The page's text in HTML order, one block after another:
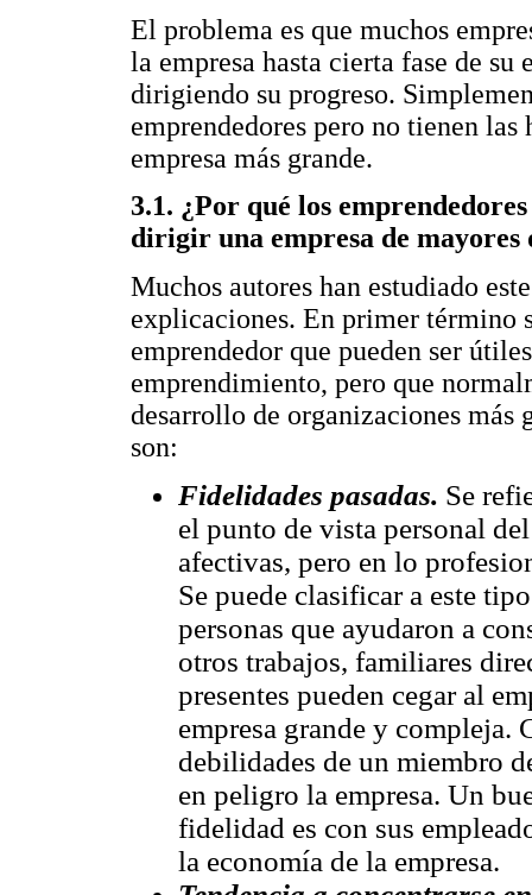
El problema es que muchos
la empresa hasta cierta fase de
dirigiendo su progreso.
emprendedores pero no tienen las
empresa más grande.
3.1. ¿Por qué los
dirigir una empresa de mayores
Muchos autores han estudiado
explicaciones. En primer término
emprendedor que pueden ser
emprendimiento, pero que
desarrollo de organizaciones más
son:
Fidelidades pasadas. Se
el punto de vista personal
afectivas, pero en lo
Se puede clasificar a este
personas que ayudaron a
otros trabajos, familiares
presentes pueden cegar al
empresa grande y compleja.
debilidades de un miembro
en peligro la empresa. Un
fidelidad es con sus
la economía de la empresa.